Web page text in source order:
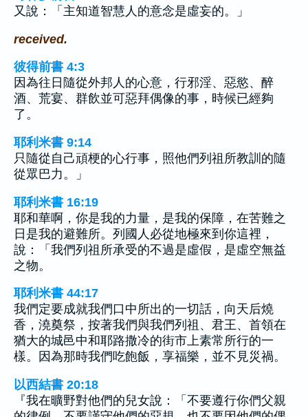
又說：「主知道智慧人的意念是虛妄的。」
received.
彼得前書 4:3
因為往日隨從外邦人的心意，行邪淫、惡慾、醉
酒、荒宴、群飲並可惡拜偶像的事，時候已經夠
了。
耶利米書 9:14
只隨從自己頑梗的心行事，照他們列祖所教訓的隨
從眾巴力。」
耶利米書 16:19
耶和華啊，你是我的力量，是我的保障，在苦難之
日是我的避難所。列國人必從地極來到你這裡，
說：「我們列祖所承受的不過是虛假，是虛空無益
之物。
耶利米書 44:17
我們定要成就我們口中所出的一切話，向天后燒
香，澆奠祭，按著我們與我們列祖、君王、首領在
猶大的城邑中和耶路撒冷的街市上素常所行的一
樣。因為那時我們吃飽飯，享福樂，並不見災禍。
以西結書 20:18
『我在曠野對他們的兒女說：「不要遵行你們父親